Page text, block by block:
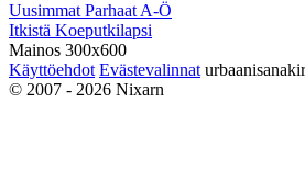
Uusimmat Parhaat A-Ö
Itkistä Koeputkilapsi
Mainos 300x600
Käyttöehdot Evästevalinnat
© 2007 - 2026 Nixarn